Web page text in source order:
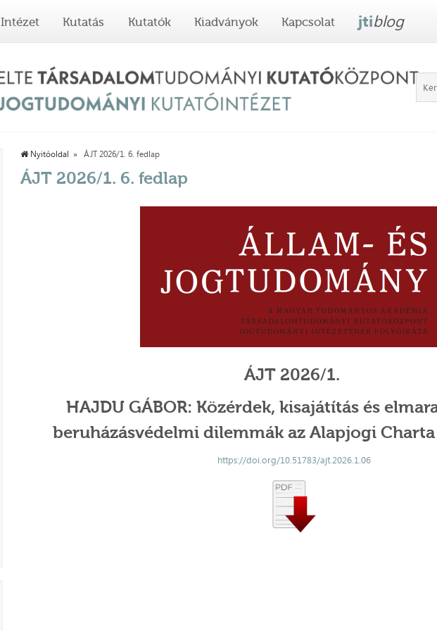
Intézet Kutatás Kutatók Kiadványok Kapcsolat jtiblog
Nyitóoldal ÁJT 2026/1. 6. fedlap
ÁJT 2026/1. 6. fedlap
ÁJT 2026/1.
HAJDU GÁBOR: Közérdek, kisajátítás és
beruházásvédelmi dilemmák az Alapjogi Charta
https://doi.org/10.51783/ajt.2026.1.06